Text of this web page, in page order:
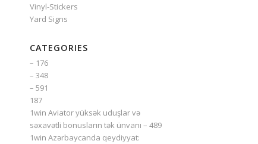
Vinyl-Stickers
Yard Signs
CATEGORIES
– 176
– 348
– 591
187
1win Aviator yüksək uduşlar və
səxavətli bonusların tək ünvanı – 489
1win Azərbaycanda qeydiyyat: